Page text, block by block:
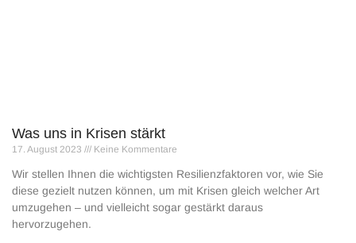
Was uns in Krisen stärkt
17. August 2023 Keine Kommentare
Wir stellen Ihnen die wichtigsten Resilienzfaktoren vor, wie Sie
diese gezielt nutzen können, um mit Krisen gleich welcher Art
umzugehen – und vielleicht sogar gestärkt daraus
hervorzugehen.